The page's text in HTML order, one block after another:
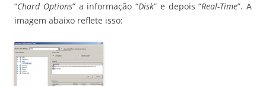
“Chard Options” a informação “Disk” e depois “Real-Time”. A
imagem abaixo reflete isso: